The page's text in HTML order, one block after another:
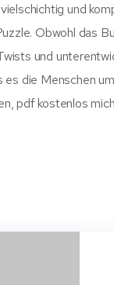
und
Obwohl das
und
es die Menschen
pdf kostenlos